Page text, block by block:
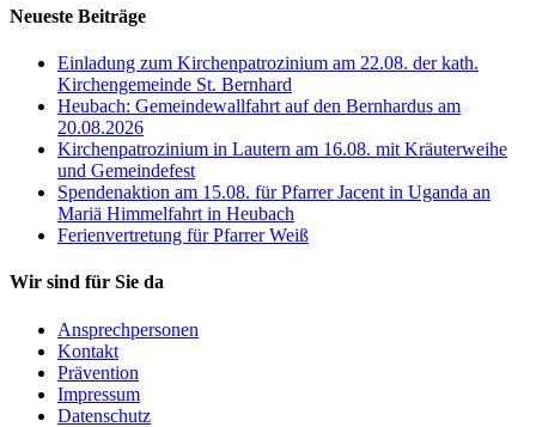
Neueste Beiträge
Einladung zum Kirchenpatrozinium am 22.08. der kath.
Kirchengemeinde St. Bernhard
Heubach: Gemeindewallfahrt auf den Bernhardus am
20.08.2026
Kirchenpatrozinium in Lautern am 16.08. mit Kräuterweihe
und Gemeindefest
Spendenaktion am 15.08. für Pfarrer Jacent in Uganda an
Mariä Himmelfahrt in Heubach
Ferienvertretung für Pfarrer Weiß
Wir sind für Sie da
Ansprechpersonen
Kontakt
Prävention
Impressum
Datenschutz